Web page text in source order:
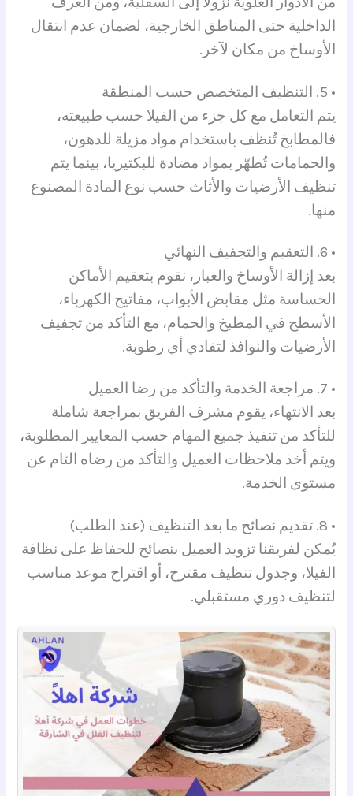
الداخلية حتى المناطق الخارجية، لضمان عدم انتقال
الأوساخ من مكان لآخر.
• 5. التنظيف المتخصص حسب المنطقة
يتم التعامل مع كل جزء من الفيلا حسب طبيعته،
فالمطابخ تُنظف باستخدام مواد مزيلة للدهون،
والحمامات تُطهّر بمواد مضادة للبكتيريا، بينما يتم
تنظيف الأرضيات والأثاث حسب نوع المادة المصنوع
منها.
• 6. التعقيم والتجفيف النهائي
بعد إزالة الأوساخ والغبار، نقوم بتعقيم الأماكن
الحساسة مثل مقابض الأبواب، مفاتيح الكهرباء،
الأسطح في المطبخ والحمام، مع التأكد من تجفيف
الأرضيات والنوافذ لتفادي أي رطوبة.
• 7. مراجعة الخدمة والتأكد من رضا العميل
بعد الانتهاء، يقوم مشرف الفريق بمراجعة شاملة
للتأكد من تنفيذ جميع المهام حسب المعايير المطلوبة،
ويتم أخذ ملاحظات العميل والتأكد من رضاه التام عن
مستوى الخدمة.
• 8. تقديم نصائح ما بعد التنظيف (عند الطلب)
يُمكن لفريقنا تزويد العميل بنصائح للحفاظ على نظافة
الفيلا، وجدول تنظيف مقترح، أو اقتراح موعد مناسب
لتنظيف دوري مستقبلي.